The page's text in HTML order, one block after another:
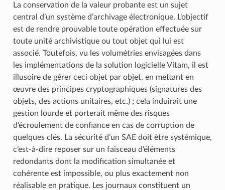
La conservation de la valeur probante est un sujet
central d’un système d’archivage électronique. L’objectif
est de rendre prouvable toute opération effectuée sur
toute unité archivistique ou tout objet qui lui est
associé. Toutefois, vu les volumétries envisagées dans
les implémentations de la solution logicielle Vitam, il est
illusoire de gérer ceci objet par objet, en mettant en
œuvre des principes cryptographiques (signatures des
objets, des actions unitaires, etc.) ; cela induirait une
gestion lourde et porterait même des risques
d’écroulement de confiance en cas de corruption de
quelques clés. La sécurité d’un SAE doit être systémique,
c’est-à-dire reposer sur un faisceau d’éléments
redondants dont la modification simultanée et
cohérente est impossible, ou plus exactement non
réalisable en pratique. Les journaux constituent un